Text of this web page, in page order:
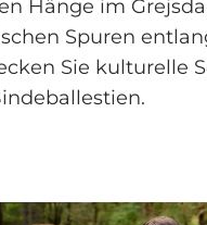
Hänge im
Spuren
Sie kulturelle